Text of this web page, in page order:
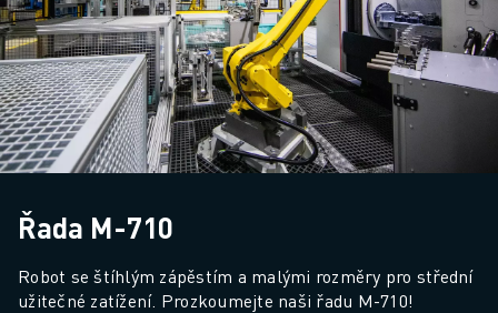
Řada M-710
Robot se štíhlým zápěstím a malými rozměry pro střední
užitečné zatížení. Prozkoumejte naši řadu M-710!